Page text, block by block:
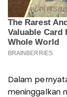
Dalam
meninggalkan